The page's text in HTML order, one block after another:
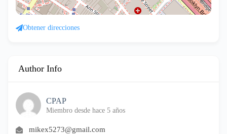
Obtener direcciones
Author Info
CPAP
Miembro desde hace 5 años
mikex5273@gmail.com